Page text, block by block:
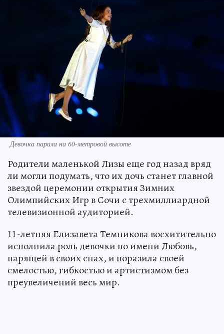
Девочка парила на 60-метровой высоте
Родители маленькой Лизы еще год назад вряд
ли могли подумать, что их дочь станет главной
звездой церемонии открытия Зимних
Олимпийских Игр в Сочи с трехмиллиардной
телевизионной аудиторией.
11-летняя Елизавета Темникова восхитительно
исполнила роль девочки по имени Любовь,
парящей в своих снах, и поразила своей
смелостью, гибкостью и артистизмом без
преувеличений весь мир.